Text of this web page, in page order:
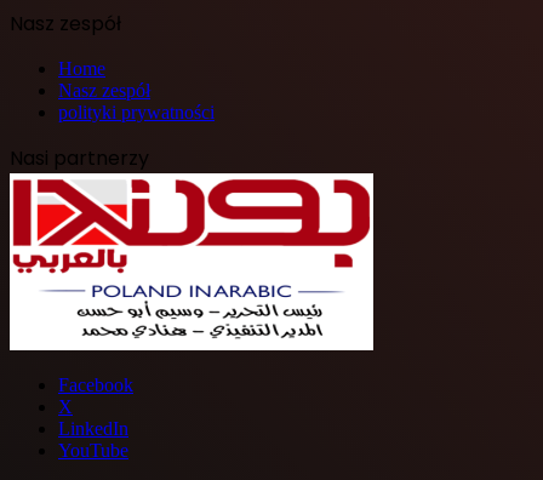
Nasz zespół
Home
Nasz zespół
polityki prywatności
Nasi partnerzy
Facebook
X
LinkedIn
YouTube